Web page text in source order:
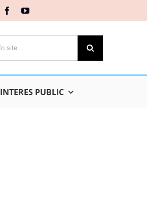
INTERES PUBLIC